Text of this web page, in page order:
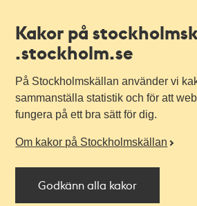
Kakor på
.stockholm.se
På Stockholmskällan använder vi
sammanställa statistik och för att
fungera på ett bra sätt för dig.
Om kakor på Stockholmskällan
Godkänn alla kakor